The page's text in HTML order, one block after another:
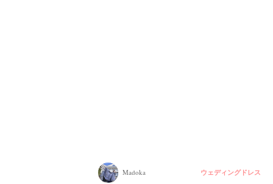
Madoka ウェディングドレス